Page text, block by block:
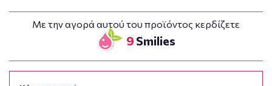
Με την αγορά αυτού του προϊόντος κερδίζετε
9 Smilies